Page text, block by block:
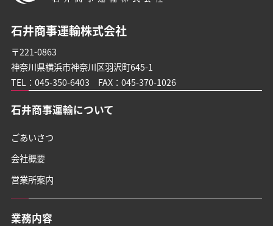
石井商事運輸株式会社
〒221-0863
神奈川県横浜市神奈川区羽沢町645-1
TEL： 045-350-6403 FAX：045-370-1026
石井商事運輸について
ごあいさつ
会社概要
営業所案内
業務内容